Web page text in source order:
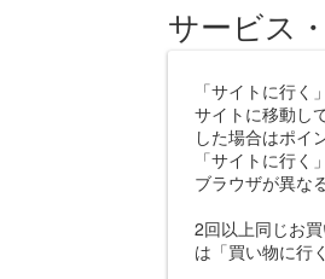
サービス
「サイトに行
サイトに移動し
した場合はポイ
「サイトに行
ブラウザが異な
2回以上同じお
は「買い物に行